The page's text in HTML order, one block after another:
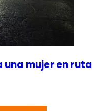
mujer en ruta